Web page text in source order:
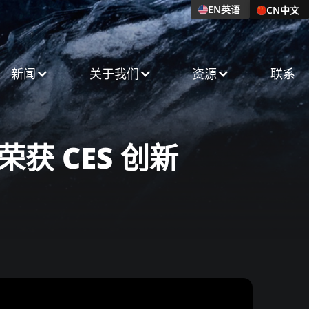
EN英语 CN中文
新闻​ 关于我们​ 资源 联系
获 CES 创新